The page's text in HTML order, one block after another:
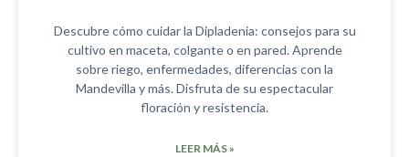
Descubre cómo cuidar la Dipladenia: consejos para su
cultivo en maceta, colgante o en pared. Aprende
sobre riego, enfermedades, diferencias con la
Mandevilla y más. Disfruta de su espectacular
floración y resistencia.
LEER MÁS »